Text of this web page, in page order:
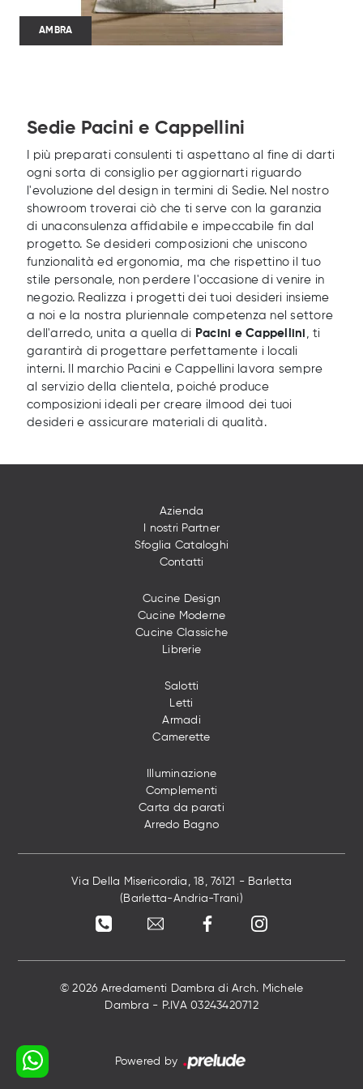
AMBRA
Sedie Pacini e Cappellini
I più preparati consulenti ti aspettano al fine di darti
ogni sorta di consiglio per aggiornarti riguardo
l'evoluzione del design in termini di Sedie. Nel nostro
showroom troverai ciò che ti serve con la garanzia
di unaconsulenza affidabile e impeccabile fin dal
progetto. Se desideri composizioni che uniscono
funzionalità ed ergonomia, ma che rispettino il tuo
stile personale, non perdere l'occasione di venire in
negozio. Realizza i progetti dei tuoi desideri insieme
a noi e la nostra pluriennale competenza nel settore
dell'arredo, unita a quella di Pacini e Cappellini
, ti
garantirà di progettare perfettamente i locali
interni. Il marchio Pacini e Cappellini lavora sempre
al servizio della clientela, poiché produce
composizioni ideali per creare ilmood dei tuoi
desideri e assicurare materiali di qualità.
Azienda
I nostri Partner
Sfoglia Cataloghi
Contatti
Cucine Design
Cucine Moderne
Cucine Classiche
Librerie
Salotti
Letti
Armadi
Camerette
Illuminazione
Complementi
Carta da parati
Arredo Bagno
Via Della Misericordia, 18, 76121 - Barletta
(Barletta-Andria-Trani)
© 2026 Arredamenti Dambra di Arch. Michele
Dambra - P.IVA 03243420712
Powered by